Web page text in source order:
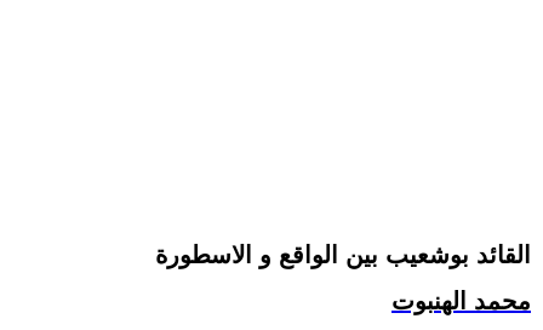
القائد بوشعيب بين الواقع و الاسطورة
محمد الهنبوت